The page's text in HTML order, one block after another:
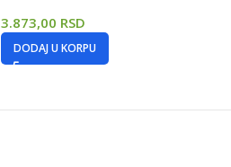
3.873,00 RSD
DODAJ U KORPU